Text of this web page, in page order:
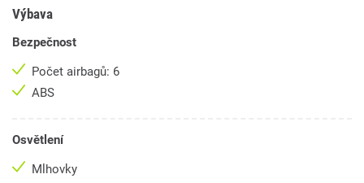
Výbava
Bezpečnost
Počet airbagů: 6
ABS
Osvětlení
Mlhovky